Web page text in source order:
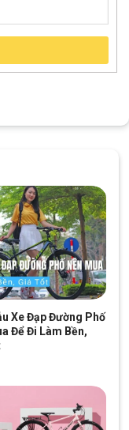
chọn mã số mới.
đầu khóa ra, sau đó
Xe Đạp Đường Phố
Để Đi Làm Bền,